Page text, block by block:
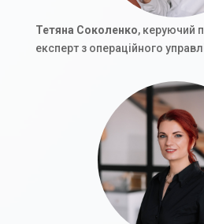
Тетяна Соколенко, керуючий
експерт з операційного